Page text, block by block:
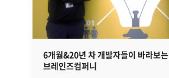
6개월&20년 차 개발자들이 바라보는
브레인즈컴퍼니